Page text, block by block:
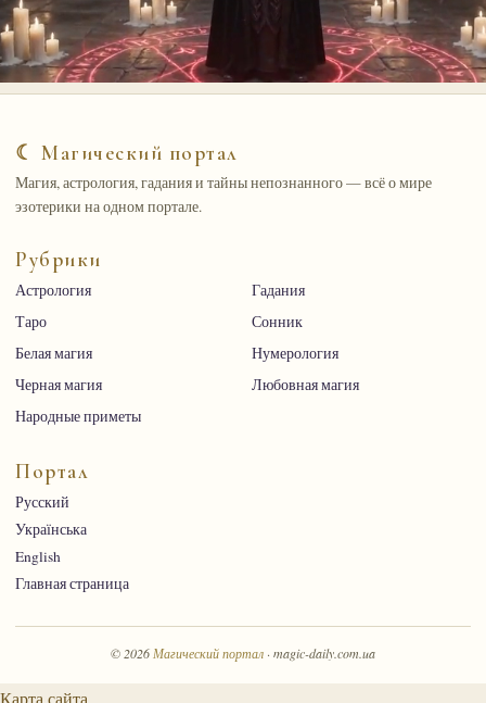
☾ Магический портал
Магия, астрология, гадания и тайны непознанного — всё о мире
эзотерики на одном портале.
Рубрики
Астрология
Гадания
Таро
Сонник
Белая магия
Нумерология
Черная магия
Любовная магия
Народные приметы
Портал
Русский
Українська
English
Главная страница
© 2026 Магический портал · magic-daily.com.ua
Карта сайта